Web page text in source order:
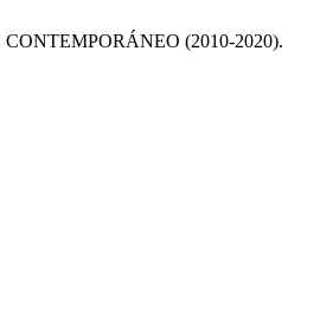
(2010-2020).